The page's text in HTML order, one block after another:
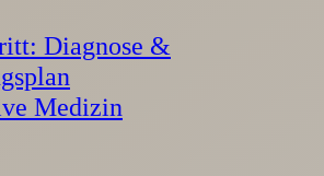
Diagnose &
Medizin